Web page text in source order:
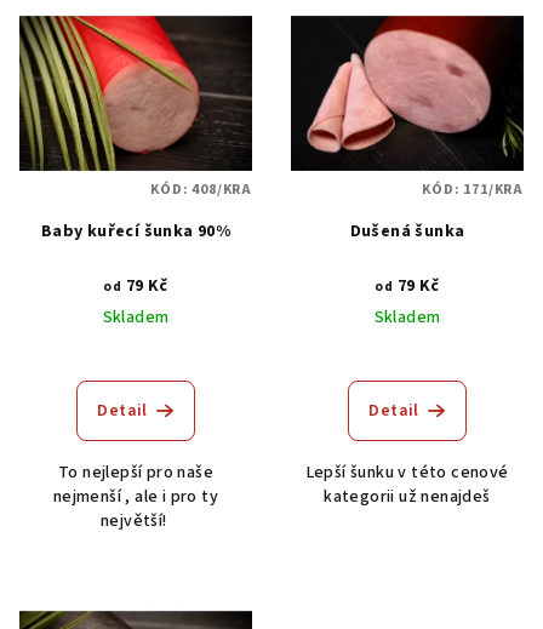
d
u
k
ů
ý
p
s
p
Baby kuřecí šunka 90%
od 79 Kč
Skladem
hodnocení
produktu
z
5
hvězdiček.
Detail
To nejlepší pro naše
nejmenší , ale i pro ty
největší!
KÓD:408/KRA
Dušená šunka
od 79 Kč
Skladem
hodnocení
produktu
z
5
Detail
Lepší šunku v této cenové
kategorii už nenajdeš
KÓD: 171/KRA